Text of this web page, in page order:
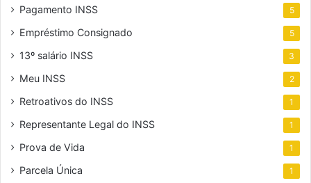
Pagamento INSS 5
Empréstimo Consignado 5
13º salário INSS 3
Meu INSS 2
Retroativos do INSS 1
Representante Legal do INSS 1
Prova de Vida 1
Parcela Única 1